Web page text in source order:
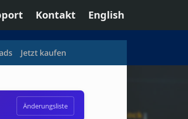
Kontakt English
Jetzt kaufen
Änderungsliste